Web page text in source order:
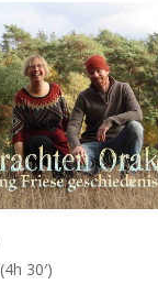
(4h 30′)